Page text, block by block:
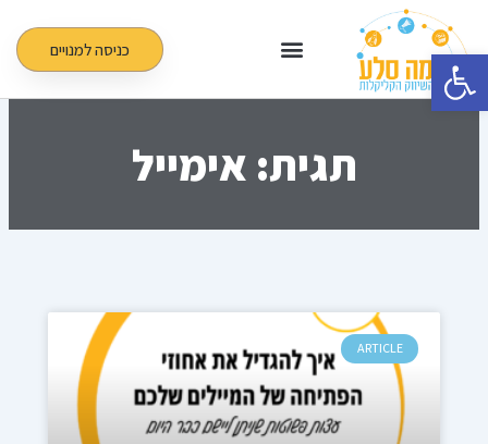
פתח סרגל נגישות
לתוכן
כניסה למנויים
תגית: אימייל
ARTICLE